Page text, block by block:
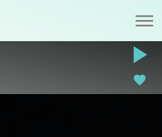
play_arrow
favorite